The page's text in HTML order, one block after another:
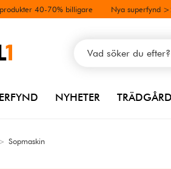
40-70% billigare Nya superfynd
NYHETER TRÄDGÅRD
Sopmaskin